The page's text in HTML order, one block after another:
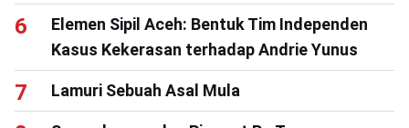
Elemen Sipil Aceh: Bentuk Tim Independen
Kasus Kekerasan terhadap Andrie Yunus
Lamuri Sebuah Asal Mula